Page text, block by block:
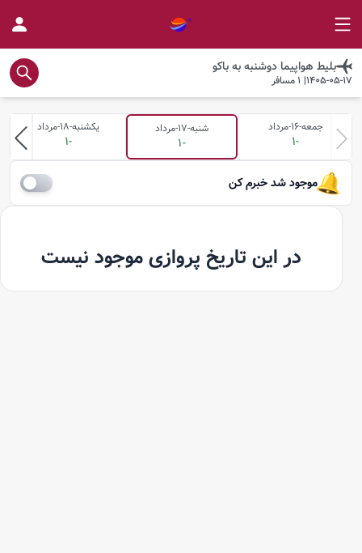
بلیط هواپیما دوشنبهبهباکو
1405-05-17
|
1مسافر
جمعه-16-مرداد
-1
شنبه-17-مرداد
-1
یکشنبه-18-مرداد
-1
موجود شد خبرم کن
در این تاریخ پروازی موجود نیست